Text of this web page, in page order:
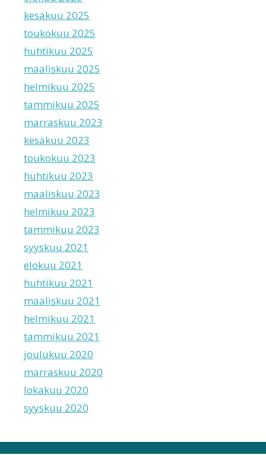
kesäkuu 2025
toukokuu 2025
huhtikuu 2025
maaliskuu 2025
helmikuu 2025
tammikuu 2025
marraskuu 2023
kesäkuu 2023
toukokuu 2023
huhtikuu 2023
maaliskuu 2023
helmikuu 2023
tammikuu 2023
syyskuu 2021
elokuu 2021
huhtikuu 2021
maaliskuu 2021
helmikuu 2021
tammikuu 2021
joulukuu 2020
marraskuu 2020
lokakuu 2020
syyskuu 2020